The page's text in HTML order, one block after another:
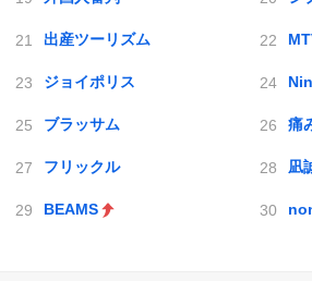
出産ツーリズム
ジョイポリス
ブラッサム 痛
フリックル 凪
BEAMS